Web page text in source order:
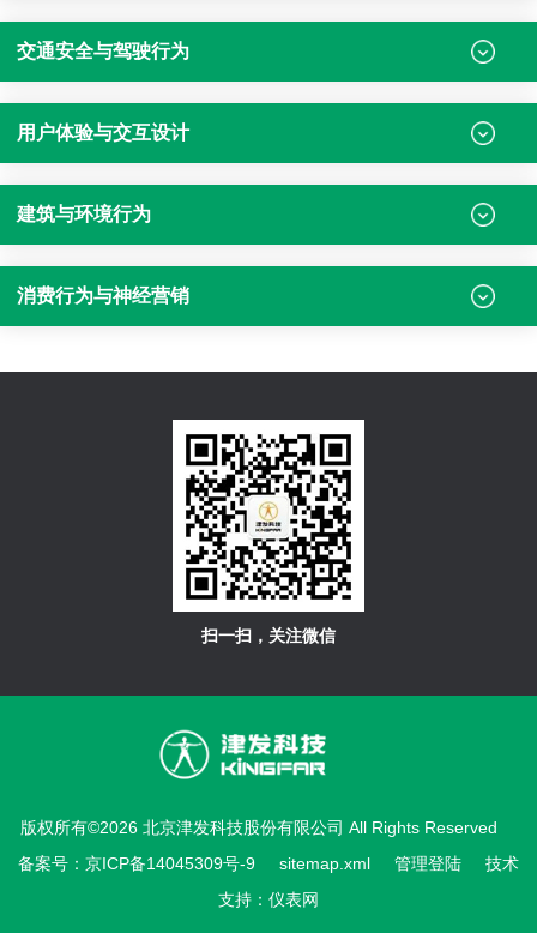
交通安全与驾驶行为
用户体验与交互设计
建筑与环境行为
消费行为与神经营销
扫一扫，关注微信
版权所有©2026 北京津发科技股份有限公司 All Rights Reserved
备案号：京ICP备14045309号-9
sitemap.xml 管理登陆技术
支持： 仪表网